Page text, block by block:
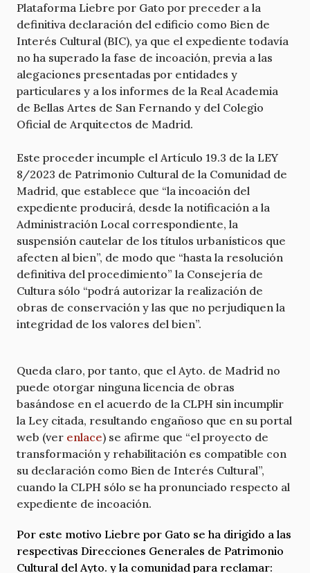
Plataforma Liebre por Gato por preceder a la
definitiva declaración del edificio como Bien de
Interés Cultural (BIC), ya que el expediente todavía
no ha superado la fase de incoación, previa a las
alegaciones presentadas por entidades y
particulares y a los informes de la Real Academia
de Bellas Artes de San Fernando y del Colegio
Oficial de Arquitectos de Madrid.
Este proceder incumple el Artículo 19.3 de la LEY
8/2023 de Patrimonio Cultural de la Comunidad de
Madrid, que establece que “la incoación del
expediente producirá, desde la notificación a la
Administración Local correspondiente, la
suspensión cautelar de los títulos urbanísticos que
afecten al bien”, de modo que “hasta la resolución
definitiva del procedimiento” la Consejería de
Cultura sólo “podrá autorizar la realización de
obras de conservación y las que no perjudiquen la
integridad de los valores del bien”.
Queda claro, por tanto, que el Ayto. de Madrid no
puede otorgar ninguna licencia de obras
basándose en el acuerdo de la CLPH sin incumplir
la Ley citada, resultando engañoso que en su portal
web (ver enlace) se afirme que “el proyecto de
transformación y rehabilitación es compatible con
su declaración como Bien de Interés Cultural”,
cuando la CLPH sólo se ha pronunciado respecto al
expediente de incoación.
Por este motivo Liebre por Gato se ha dirigido a las
respectivas Direcciones Generales de Patrimonio
Cultural del Ayto. y la comunidad para reclamar: